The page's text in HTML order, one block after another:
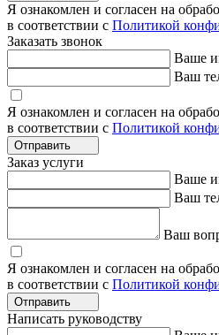
Я ознакомлен и согласен на
в соответствии с Политикой
Заказать звонок
Ваше
Ваш
Я ознакомлен и согласен на
в соответствии с Политикой
Отправить
Заказ услуги
Ваше
Ваш
Ваш
Я ознакомлен и согласен на
в соответствии с Политикой
Отправить
Написать руководству